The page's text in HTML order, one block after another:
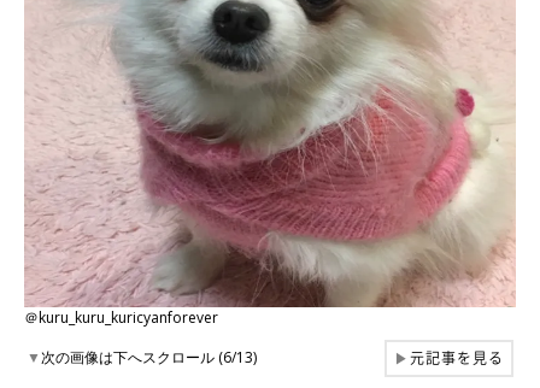
＠kuru_kuru_kuricyanforever
▼次の画像は下へスクロール (6/13) ▶元記事を見る